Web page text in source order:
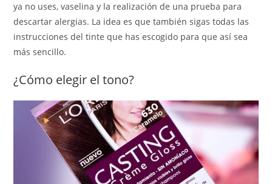
ya no uses, vaselina y la realización de una prueba para
descartar alergias. La idea es que también sigas todas las
instrucciones del tinte que has escogido para que así sea
más sencillo.
¿Cómo elegir el tono?